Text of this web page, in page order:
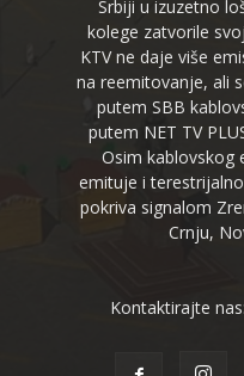
Srbiji u izuzetno
kolege zatvorile
KTV ne daje više
na reemitovanje, ali
putem SBB
putem NET TV
Osim kablovskog
emituje i
pokriva signalom
Crnju,
Kontaktirajte nas: